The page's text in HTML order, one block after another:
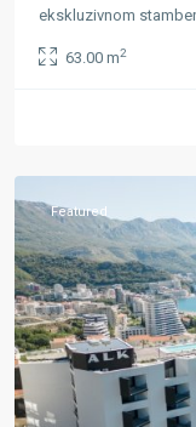
ekskluzivnom
63.00 m2
Featured